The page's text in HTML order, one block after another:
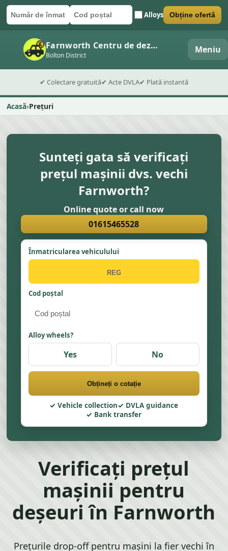
Număr de înmatriculare
Cod poștal Alloys
Trimite formularul Obține ofertă
Farnworth Centru de dezmembrări auto
Bolton District Meniu
✔ Colectare gratuită✔ Acte DVLA✔ Plată instantă
Acasă Prețuri
Sunteți gata să verificați
prețul mașinii dvs. vechi
Farnworth?
Online quote or call now
01615465528
Înmatricularea vehiculului
Cod poștal
Alloy wheels?
Yes No
Obțineți o cotație
Vehicle collection
DVLA guidance
Bank transfer
Verificați prețul
mașinii pentru
deșeuri în Farnworth
Prețurile drop-off pentru mașini la fier vechi în